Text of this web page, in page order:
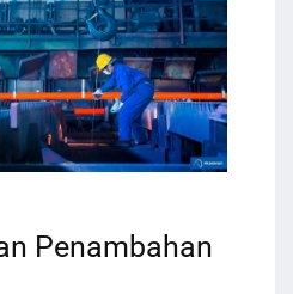
Penambahan